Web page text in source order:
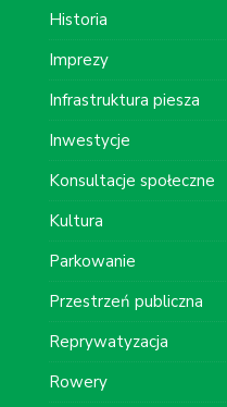
Historia
Imprezy
Infrastruktura piesza
Inwestycje
Konsultacje społeczne
Kultura
Parkowanie
Przestrzeń publiczna
Reprywatyzacja
Rowery